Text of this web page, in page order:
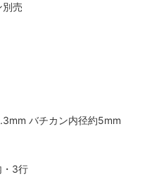
売
バチカン内径約5mm
・3行